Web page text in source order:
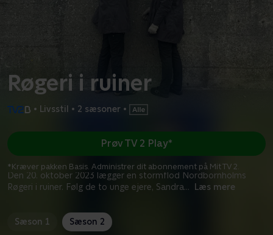
Røgeri i ruiner
• Livsstil • 2 sæsoner •
Den 20. oktober 2023 lægger en stormflod Nordbornholms
Røgeri i ruiner. Følg de to unge ejere, Sandra... Læs mere
Prøv TV 2 Play*
*Kræver pakken Basis. Administrer dit abonnement på Mit TV 2.
Sæson 1 Sæson 2